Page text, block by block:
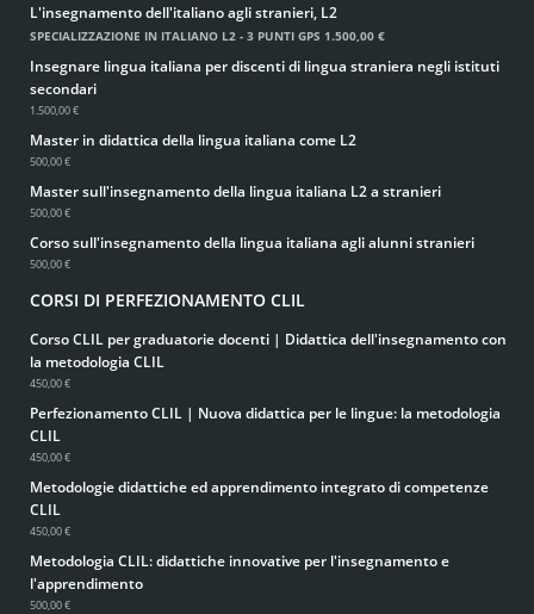
L'insegnamento dell'italiano agli stranieri, L2
SPECIALIZZAZIONE IN ITALIANO L2 - 3 PUNTI GPS 1.500,00 €
Insegnare lingua italiana per discenti di lingua straniera negli istituti
secondari
1.500,00 €
Master in didattica della lingua italiana come L2
500,00 €
Master sull'insegnamento della lingua italiana L2 a stranieri
500,00 €
Corso sull'insegnamento della lingua italiana agli alunni stranieri
500,00 €
CORSI DI PERFEZIONAMENTO CLIL
Corso CLIL per graduatorie docenti | Didattica dell'insegnamento con
la metodologia CLIL
450,00 €
Perfezionamento CLIL | Nuova didattica per le lingue: la metodologia
CLIL
450,00 €
Metodologie didattiche ed apprendimento integrato di competenze
CLIL
450,00 €
Metodologia CLIL: didattiche innovative per l'insegnamento e
l'apprendimento
500,00 €